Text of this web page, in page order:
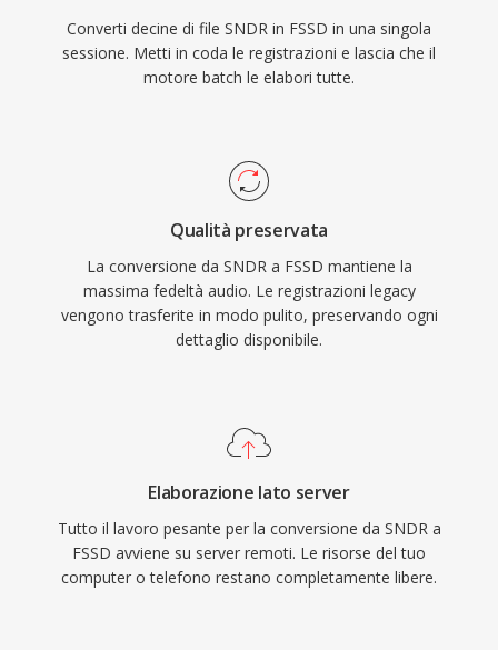
Converti decine di file SNDR in FSSD in una singola
sessione. Metti in coda le registrazioni e lascia che il
motore batch le elabori tutte.
Qualità preservata
La conversione da SNDR a FSSD mantiene la
massima fedeltà audio. Le registrazioni legacy
vengono trasferite in modo pulito, preservando ogni
dettaglio disponibile.
Elaborazione lato server
Tutto il lavoro pesante per la conversione da SNDR a
FSSD avviene su server remoti. Le risorse del tuo
computer o telefono restano completamente libere.